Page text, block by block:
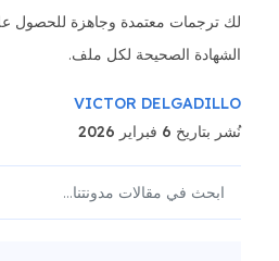
لك ترجمات معتمدة وجاهزة للحصول
الشهادة الصحيحة لكل ملف.
VICTOR DELGADILLO
نُشر بتاريخ 6 فبراير 2026